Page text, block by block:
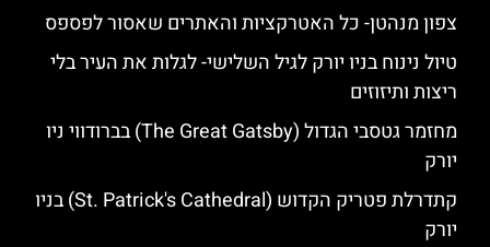
צפון מנהטן- כל האטרקציות והאתרים שאסור לפספס
טיול נינוח בניו יורק לגיל השלישי- לגלות את העיר בלי
ריצות ותיזוזים
מחזמר גטסבי הגדול (The Great Gatsby) בברודווי ניו
יורק
קתדרלת פטריק הקדוש (St. Patrick's Cathedral) בניו
יורק